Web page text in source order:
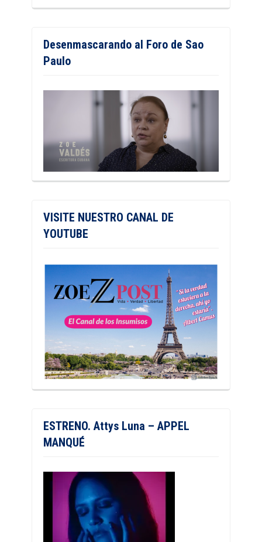
Desenmascarando al Foro de Sao
Paulo
VISITE NUESTRO CANAL DE
YOUTUBE
ESTRENO. Attys Luna – APPEL
MANQUÉ